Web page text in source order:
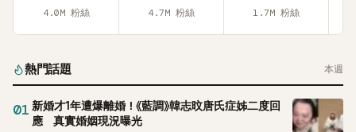
4.0M 粉絲 4.7M 粉絲 1.7M 粉絲
熱門話題 本週
01 新婚才1年遭爆離婚！《藍調》韓志旼唐氏症姊二度回
應 真實婚姻現況曝光